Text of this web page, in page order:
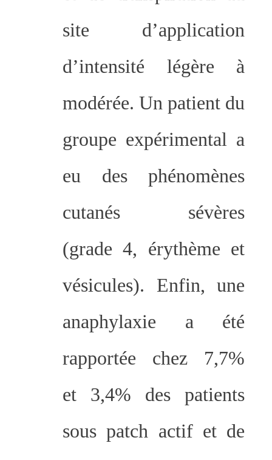
site d’application
d’intensité légère à
modérée. Un patient du
groupe expérimental a
eu des phénomènes
cutanés sévères
(grade 4, érythème et
vésicules). Enfin, une
anaphylaxie a été
rapportée chez 7,7%
et 3,4% des patients
sous patch actif et de